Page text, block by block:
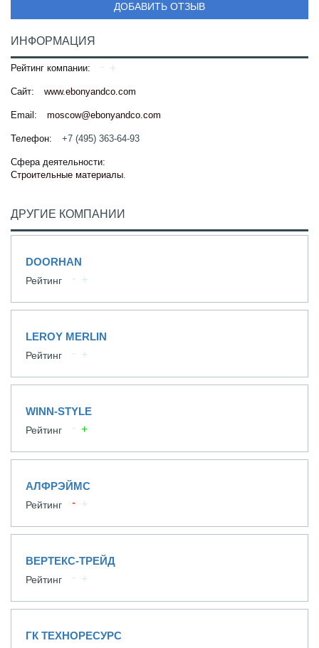
ДОБАВИТЬ ОТЗЫВ
ИНФОРМАЦИЯ
Рейтинг компании:
Сайт: www.ebonyandco.com
Email: moscow@ebonyandco.com
Телефон: +7 (495) 363-64-93
Сфера деятельности:
Строительные материалы.
ДРУГИЕ КОМПАНИИ
DOORHAN
Рейтинг
LEROY MERLIN
Рейтинг
WINN-STYLE
Рейтинг
АЛФРЭЙМС
Рейтинг
ВЕРТЕКС-ТРЕЙД
Рейтинг
ГК ТЕХНОРЕСУРС